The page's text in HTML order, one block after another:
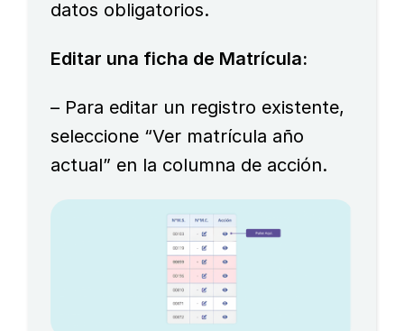
datos obligatorios.
Editar una ficha de Matrícula:
– Para editar un registro existente,
seleccione “Ver matrícula año
actual” en la columna de acción.